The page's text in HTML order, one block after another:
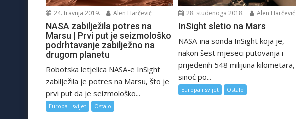
24. travnja 2019. Alen Harčević
NASA zabilježila potres na
Marsu | Prvi put je seizmološko
podrhtavanje zabilježno na
drugom planetu
Robotska letjelica NASA-e InSight
zabilježila je potres na Marsu, što je
prvi put da je seizmološko...
Europa i svijet Ostalo
28. studenoga 2018. Alen Harčević
InSight sletio na Mars
NASA-ina sonda InSight koja je,
nakon šest mjeseci putovanja i
prijeđenih 548 milijuna kilometara,
sinoć po...
Europa i svijet Ostalo